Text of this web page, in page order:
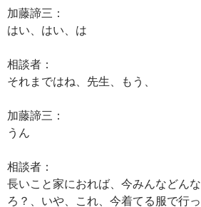
加藤諦三：
はい、はい、は
相談者：
それまではね、先生、もう、
加藤諦三：
うん
相談者：
長いこと家におれば、今みんなどん
ろ？、いや、これ、今着てる服で行